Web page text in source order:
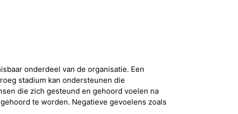
onderdeel van de organisatie. Een
stadium kan ondersteunen die
die zich gesteund en gehoord voelen na
te worden. Negatieve gevoelens zoals